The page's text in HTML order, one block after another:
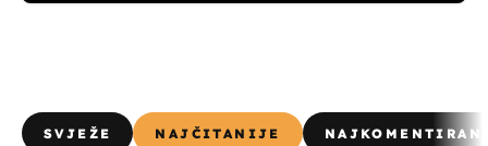
SVJEŽE NAJČITANIJE